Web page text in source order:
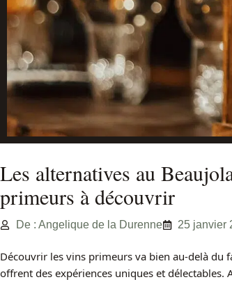
Les alternatives au
primeurs à découvrir
De : Angelique de la Durenne 25 janvier
Découvrir les vins primeurs va bien au-delà du
offrent des expériences uniques et délectables.